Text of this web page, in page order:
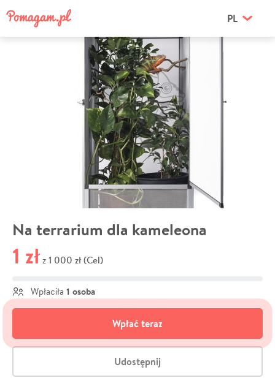
PL
Na terrarium dla kameleona
1 zł z 1 000 zł (Cel)
Wpłaciła 1 osoba
Wpłać teraz
Udostępnij